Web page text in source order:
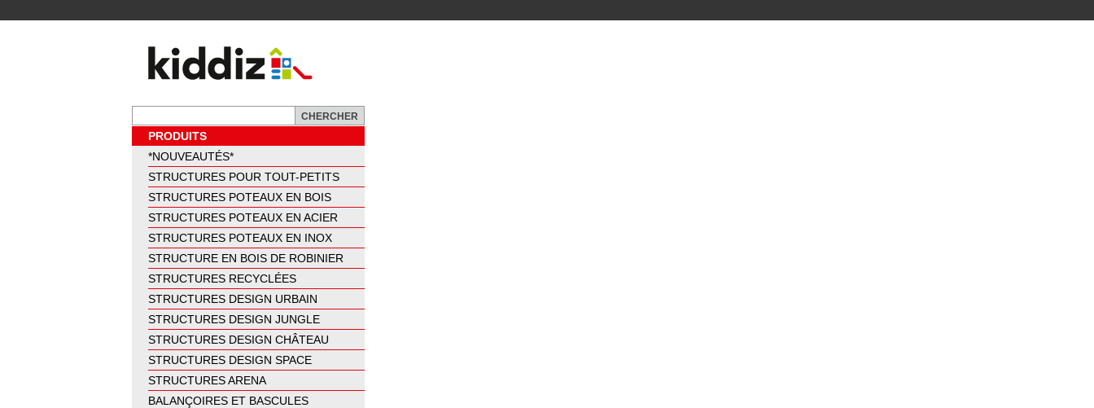
PRODUITS
*NOUVEAUTÉS*
STRUCTURES POUR TOUT-PETITS
STRUCTURES POTEAUX EN BOIS
STRUCTURES POTEAUX EN ACIER
STRUCTURES POTEAUX EN INOX
STRUCTURE EN BOIS DE ROBINIER
STRUCTURES RECYCLÉES
STRUCTURES DESIGN URBAIN
STRUCTURES DESIGN JUNGLE
STRUCTURES DESIGN CHÂTEAU
STRUCTURES DESIGN SPACE
STRUCTURES ARENA
BALANÇOIRES ET BASCULES